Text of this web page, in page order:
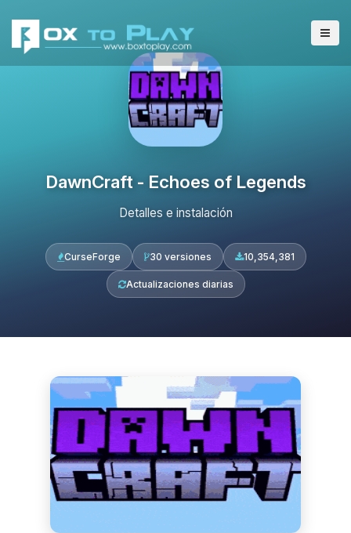
DawnCraft - Echoes of Legends
Detalles e instalación
CurseForge 30 versiones 10,354,381
Actualizaciones diarias